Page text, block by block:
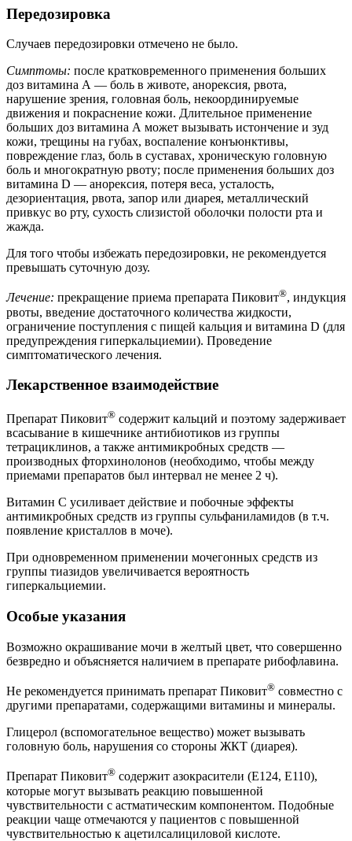
Передозировка
Случаев передозировки отмечено не было.
Симптомы: после кратковременного применения больших
доз витамина А — боль в животе, анорексия, рвота,
нарушение зрения, головная боль, некоординируемые
движения и покраснение кожи. Длительное применение
больших доз витамина А может вызывать истончение и зуд
кожи, трещины на губах, воспаление конъюнктивы,
повреждение глаз, боль в суставах, хроническую головную
боль и многократную рвоту; после применения больших доз
витамина D — анорексия, потеря веса, усталость,
дезориентация, рвота, запор или диарея, металлический
привкус во рту, сухость слизистой оболочки полости рта и
жажда.
Для того чтобы избежать передозировки, не рекомендуется
превышать суточную дозу.
Лечение: прекращение приема препарата Пиковит®, индукция
рвоты, введение достаточного количества жидкости,
ограничение поступления с пищей кальция и витамина D (для
предупреждения гиперкальциемии). Проведение
симптоматического лечения.
Лекарственное взаимодействие
Препарат Пиковит® содержит кальций и поэтому задерживает
всасывание в кишечнике антибиотиков из группы
тетрациклинов, а также антимикробных средств —
производных фторхинолонов (необходимо, чтобы между
приемами препаратов был интервал не менее 2 ч).
Витамин С усиливает действие и побочные эффекты
антимикробных средств из группы сульфаниламидов (в т.ч.
появление кристаллов в моче).
При одновременном применении мочегонных средств из
группы тиазидов увеличивается вероятность
гиперкальциемии.
Особые указания
Возможно окрашивание мочи в желтый цвет, что совершенно
безвредно и объясняется наличием в препарате рибофлавина.
Не рекомендуется принимать препарат Пиковит® совместно с
другими препаратами, содержащими витамины и минералы.
Глицерол (вспомогательное вещество) может вызывать
головную боль, нарушения со стороны ЖКТ (диарея).
Препарат Пиковит® содержит азокрасители (Е124, Е110),
которые могут вызывать реакцию повышенной
чувствительности с астматическим компонентом. Подобные
реакции чаще отмечаются у пациентов с повышенной
чувствительностью к ацетилсалициловой кислоте.